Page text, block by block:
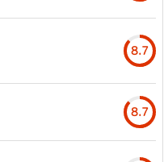
8.7
8.7